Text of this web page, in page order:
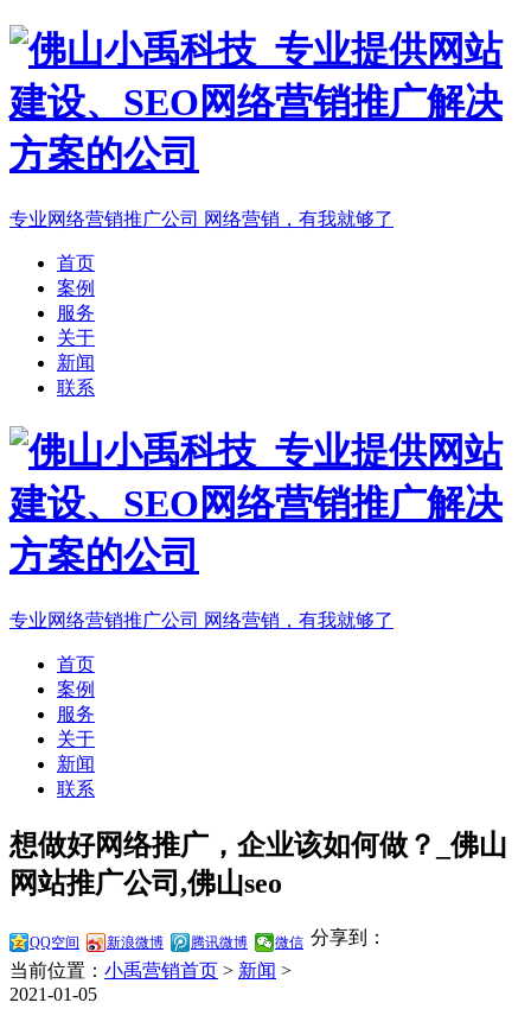
专业网络营销推广公司 网络营销，有我就够了
首页
案例
服务
关于
新闻
联系
专业网络营销推广公司 网络营销，有我就够了
首页
案例
服务
关于
新闻
联系
想做好网络推广，企业该如何做？_佛山
网站推广公司,佛山seo
分享到：
QQ空间 新浪微博 腾讯微博 微信
当前位置： 小禹营销首页 > 新闻 >
2021-01-05